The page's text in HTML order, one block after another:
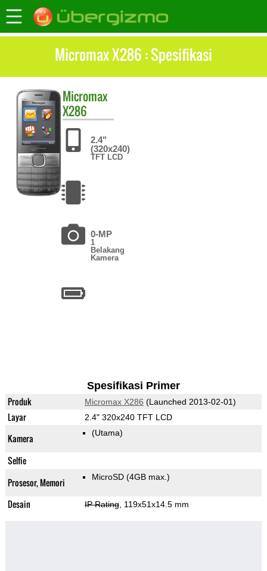
Micromax X286 : Spesifikasi
Micromax
X286
2.4"
(320x240)
TFT LCD
0-MP
1
Belakang
Kamera
Spesifikasi Primer
Produk Micromax X286 (Launched 2013-02-01)
Layar 2.4" 320x240 TFT LCD
Kamera (Utama)
Selfie
Prosesor, Memori
MicroSD (4GB max.)
Desain IP Rating, 119x51x14.5 mm